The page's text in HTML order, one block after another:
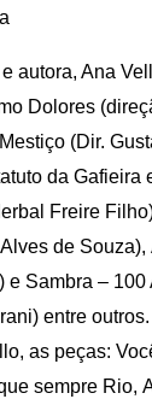
autora, Ana
Dolores
(Dir.
da Gafieira
Freire
de Souza),
e Sambra – 100
entre
as peças:
sempre Rio,